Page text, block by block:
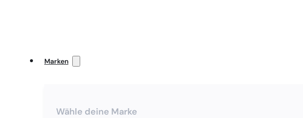
Marken
Wähle deine Marke